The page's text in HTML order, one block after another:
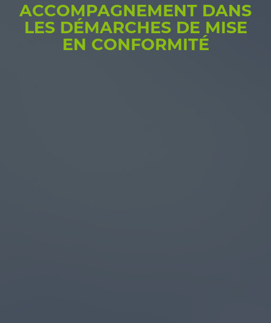
ACCOMPAGNEMENT DANS
LES DÉMARCHES DE MISE
EN CONFORMITÉ